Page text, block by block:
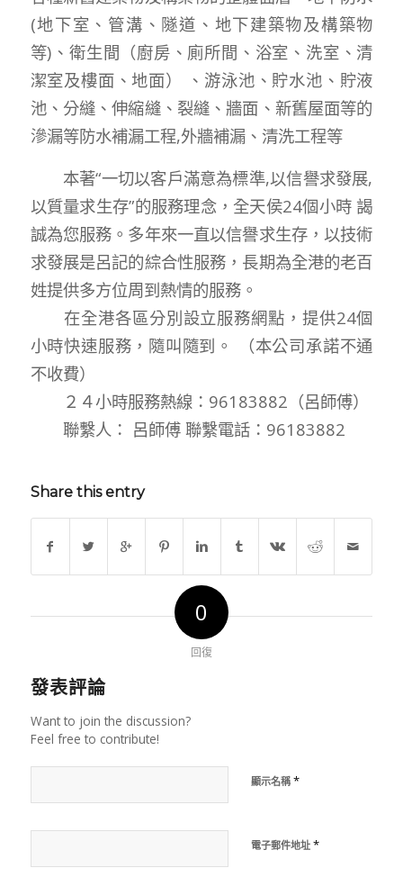
(地下室、管溝、隧道、地下建築物及構築物
等)、衛生間（廚房、廁所間、浴室、洗室、清
潔室及樓面、地面） 、游泳池、貯水池、貯液
池、分縫、伸縮縫、裂縫、牆面、新舊屋面等的
滲漏等防水補漏工程,外牆補漏、清洗工程等
本著“一切以客戶滿意為標準,以信譽求發展,
以質量求生存”的服務理念，全天侯24個小時 謁
誠為您服務。多年來一直以信譽求生存，以技術
求發展是呂記的綜合性服務，長期為全港的老百
姓提供多方位周到熱情的服務。
在全港各區分別設立服務網點，提供24個
小時快速服務，隨叫隨到。 （本公司承諾不通
不收費）
２４小時服務熱線：96183882（呂師傅）
聯繫人： 呂師傅 聯繫電話：96183882
Share this entry
0
回復
發表評論
Want to join the discussion?
Feel free to contribute!
顯示名稱 *
電子郵件地址 *